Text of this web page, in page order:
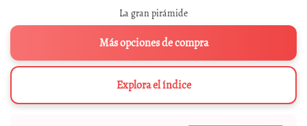
La gran pirámide
Más opciones de compra
Explora el índice